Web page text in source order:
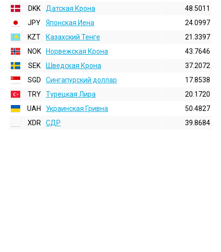
DKK
Датская Крона
48.5011
JPY
Японская Иена
24.0997
KZT
Казахский Тенге
21.3397
NOK
Норвежская Крона
43.7646
SEK
Шведская Крона
37.2072
SGD
Сингапурский доллар
17.8538
TRY
Турецкая Лира
20.1720
UAH
Украинская Гривна
50.4827
XDR
СДР 39.8684